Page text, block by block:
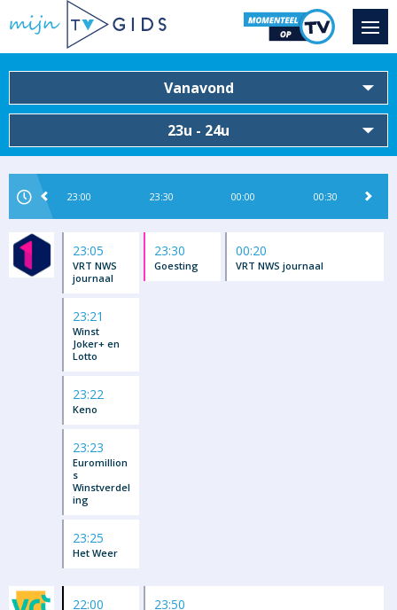
Vanavond
23u - 24u
23:00 23:30 00:00 00:30
23:05
VRT NWS
journaal
23:21
Winst
Joker+ en
Lotto
23:22
Keno
23:23
Euromillion
s
Winstverdel
ing
23:25
Het Weer
23:30
Goesting
00:20
VRT NWS journaal
22:00 23:50